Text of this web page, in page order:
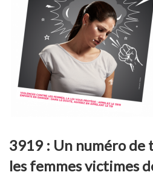
3919 : Un numéro de
les femmes victimes